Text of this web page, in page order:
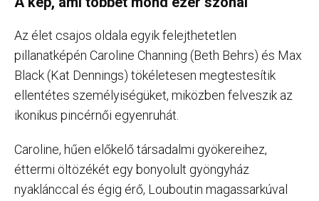
Az élet csajos oldala egyik felejthetetlen
pillanatképén Caroline Channing (Beth Behrs) és Max
Black (Kat Dennings) tökéletesen megtestesítik
ellentétes személyiségüket, miközben felveszik az
ikonikus pincérnői egyenruhát.
Caroline, hűen előkelő társadalmi gyökereihez,
éttermi öltözékét egy bonyolult gyöngyház
nyaklánccal és égig érő, Louboutin magassarkúval